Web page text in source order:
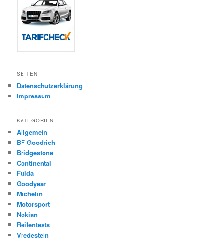
SEITEN
Datenschutzerklärung
Impressum
KATEGORIEN
Allgemein
BF Goodrich
Bridgestone
Continental
Fulda
Goodyear
Michelin
Motorsport
Nokian
Reifentests
Vredestein